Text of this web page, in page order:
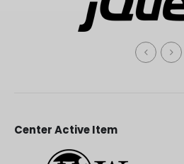
Center Active Item